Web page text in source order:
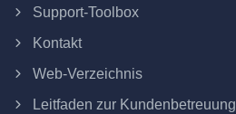
Support-Toolbox
Kontakt
Web-Verzeichnis
Leitfaden zur Kundenbetreuung